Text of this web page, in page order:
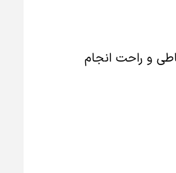
و راحت انجام